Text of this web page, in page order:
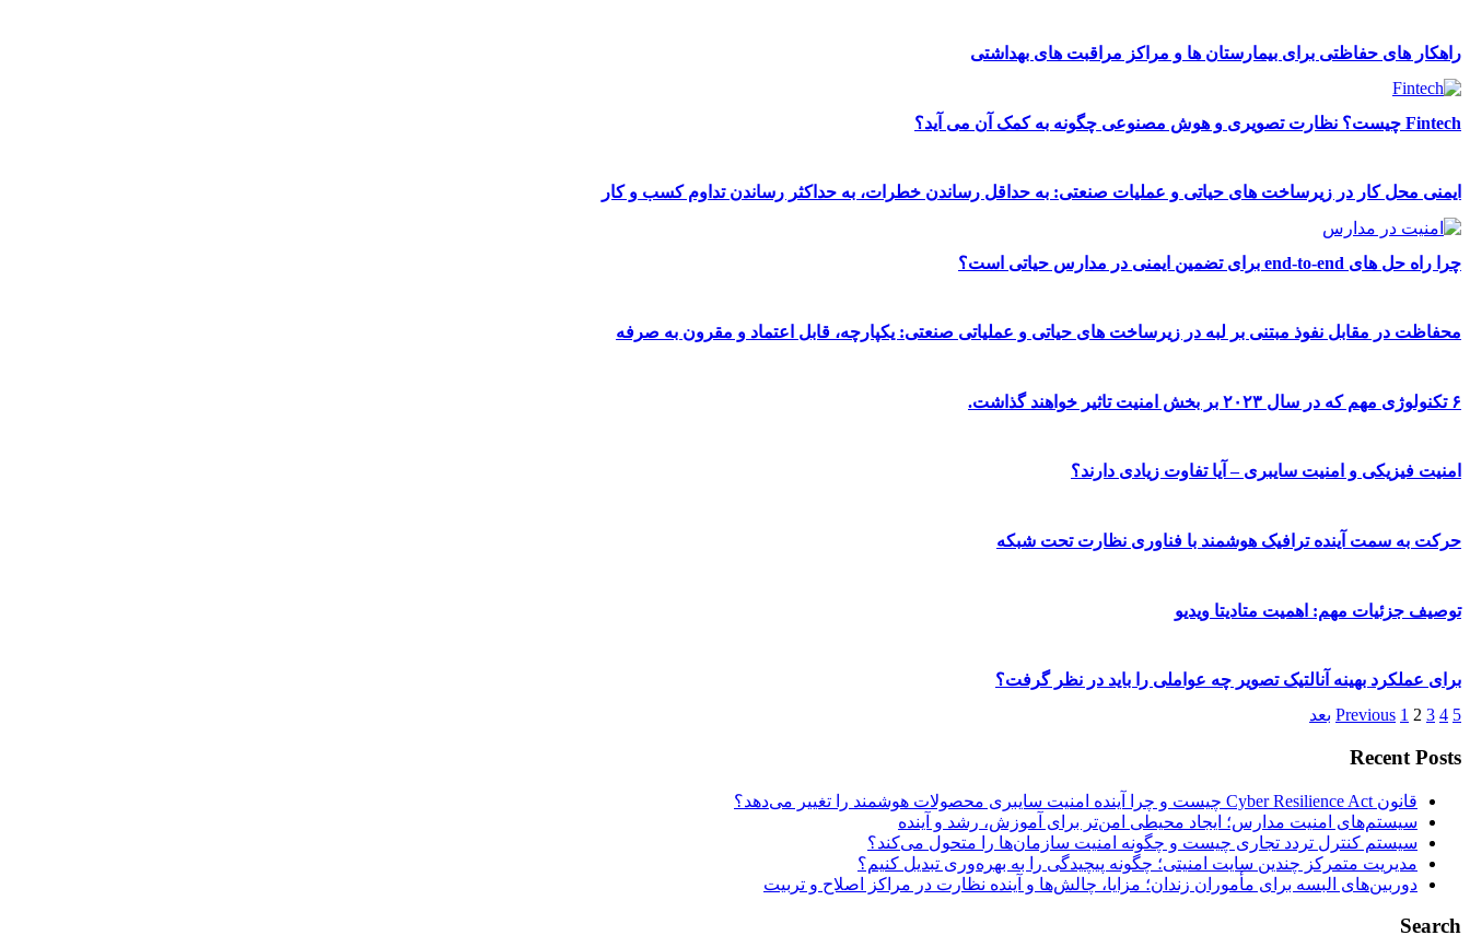
راهکار های حفاظتی برای بیمارستان ها و مراکز مراقبت های بهداشتی
Fintech چیست؟ نظارت تصویری و هوش مصنوعی چگونه به کمک آن می آید؟
ایمنی محل کار در زیرساخت های حیاتی و عملیات صنعتی: به حداقل رساندن خطرات، به حداکثر رساندن تداوم کسب و کار
چرا راه حل های end-to-end برای تضمین ایمنی در مدارس حیاتی است؟
محفاظت در مقابل نفوذ مبتنی بر لبه در زیرساخت های حیاتی و عملیاتی صنعتی: یکپارچه، قابل اعتماد و مقرون به صرفه
۶ تکنولوژی مهم که در سال ۲۰۲۳ بر بخش امنیت تاثیر خواهند گذاشت.
امنیت فیزیکی و امنیت سایبری – آیا تفاوت زیادی دارند؟
حرکت به سمت آینده ترافیک هوشمند با فناوری نظارت تحت شبکه
توصیف جزئیات مهم: اهمیت متادیتا ویدیو
برای عملکرد بهینه آنالتیک تصویر چه عواملی را باید در نظر گرفت؟
Previous 1 2 3 4 5 بعد
Recent Posts
قانون Cyber Resilience Act چیست و چرا آینده امنیت سایبری محصولات هوشمند را تغییر می‌دهد؟
سیستم‌های امنیت مدارس؛ ایجاد محیطی امن‌تر برای آموزش، رشد و آینده
سیستم کنترل تردد تجاری چیست و چگونه امنیت سازمان‌ها را متحول می‌کند؟
مدیریت متمرکز چندین سایت امنیتی؛ چگونه پیچیدگی را به بهره‌وری تبدیل کنیم؟
دوربین‌های البسه برای مأموران زندان؛ مزایا، چالش‌ها و آینده نظارت در مراکز اصلاح و تربیت
Search